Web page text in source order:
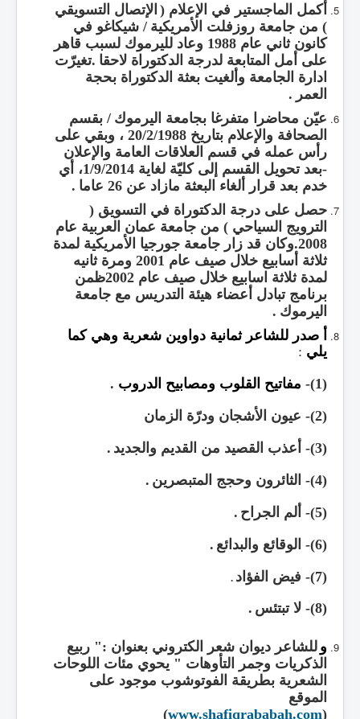
أكمل الماجستير في الإعلام ( الإتصال التسويقي
) من جامعة روزفلت الأمريكية / شيكاغو في
كانون ثاني عام 1988 وعاد لليرموك لسبب قاهر
على أمل المتابعة لدرجة الدكتوراة لاحقا .تغيرّت
ادارة الجامعة وألغيت بعثة الدكتوراة بحجة
العمر .
عيّن محاضرا متفرغا بجامعة اليرموك / بقسم
الصحافة والإعلام بتاريخ 20/2/1988 ، وبقي على
رأس عمله في قسم العلاقات العامة والإعلان
-بعد تحويل القسم إلى كليّة لغاية 1/9/2014، أي
خدم بعد قرار ألغاء البعثة مازاد عن 26 عاما .
حصل على درجة الدكتوراة في التسويق (
الترويج السياحي ) من جامعة عمان العربية عام
2008. وكان قد زار جامعة جورجيا الأمريكية لمدة
ثلاثة أسابيع خلال صيف عام 2001 ومرة ثانيه
لمدة ثلاثة اسابيع خلال صيف عام 2002ظمن
برنامج تبادل أعضاء هيئة التدريس مع جامعة
اليرموك .
أ صدر للشاعر ثمانية دواوين شعرية وهي كما
يلي :
(1)-
مفاتيح القلوب ومصابيح الدروب .
(2)-
عيون الأشجان ودرّة الزمان
(3)-
أعذب القصيد من القديم والجديد .
(4)-
الثائرون وحجج المتبصرين .
(5)-
ألم الجراح .
(6)-
الوقائع والبدائع .
(7)-
فيض الفؤاد .
(8)- لا تبتئس .
و للشاعر ديوان شعر الكتروني بعنوان :" ربيع
الذكريات وجمر التأوهات " يحوي مئات اللوحات
الشعرية بطريقة الفوتوشوب موجود على
الموقع
(
www.shafiqrababah.com
)